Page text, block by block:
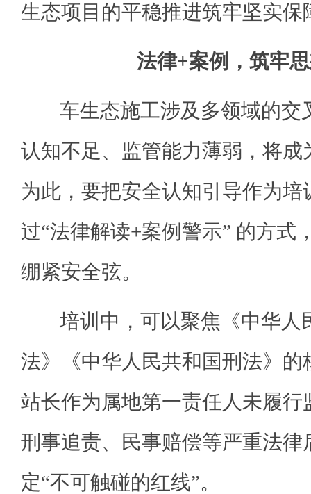
生态项目的平稳推进筑牢坚实保
法律+案例，筑牢
车生态施工涉及多领域的交
认知不足、监管能力薄弱，将成
为此，要把安全认知引导作为培
过“法律解读+案例警示” 的方式
绷紧安全弦。
培训中，可以聚焦《中华人
法》《中华人民共和国刑法》的
站长作为属地第一责任人未履行
刑事追责、民事赔偿等严重法律
定“不可触碰的红线”。